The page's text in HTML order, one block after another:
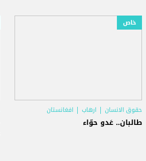
خاص
حقوق الانسان ارهاب افغانستان
طالبان.. عَدو حوّاء